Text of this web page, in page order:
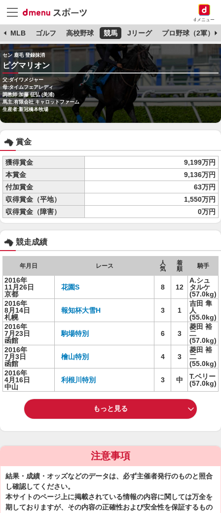
dメニュー
MLB ゴルフ 高校野球 競馬 Jリーグ プロ野球（2軍）
セン 鹿毛 登録抹消
ピグマリオン
父:ダイワメジャー
母:タイムフェアレディ
調教師:加藤 征弘 (美浦)
馬主:有限会社 キャロットファーム
生産者:新冠橋本牧場
賞金
獲得賞金
9,199万円
本賞金
9,136万円
付加賞金
63万円
収得賞金（平地）
1,550万円
収得賞金（障害）
0万円
競走成績
年月日 レース
人
気
着
順
騎手
2016年
11月26日
京都
花園S 8 12
A.シュ
タルケ
(57.0kg)
2016年
8月14日
札幌
報知杯大雪H 3 1
吉田 隼
人
(55.0kg)
2016年
7月23日
函館
駒場特別 6 3
菱田 裕
二
(57.0kg)
2016年
7月3日
函館
檜山特別 4 3
菱田 裕
二
(55.0kg)
2016年
4月16日
中山
利根川特別 3 中
T.ベリー
(57.0kg)
もっと見る
注意事項
結果・成績・オッズなどのデータは、必ず主催者発行のものと照合
し確認してください。
本サイトのページ上に掲載されている情報の内容に関しては万全を
期しておりますが、その内容の正確性および安全性を保証するもの